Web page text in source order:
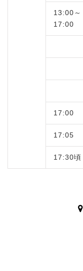
13:00～
17:00
17:00
17:05
17:30頃